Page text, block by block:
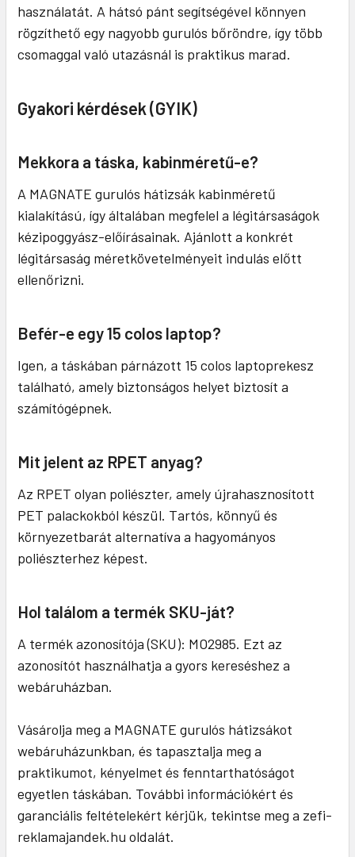
használatát. A hátsó pánt segítségével könnyen
rögzíthető egy nagyobb gurulós bőröndre, így több
csomaggal való utazásnál is praktikus marad.
Gyakori kérdések (GYIK)
Mekkora a táska, kabinméretű-e?
A MAGNATE gurulós hátizsák kabinméretű
kialakítású, így általában megfelel a légitársaságok
kézipoggyász-előírásainak. Ajánlott a konkrét
légitársaság méretkövetelményeit indulás előtt
ellenőrizni.
Befér-e egy 15 colos laptop?
Igen, a táskában párnázott 15 colos laptoprekesz
található, amely biztonságos helyet biztosít a
számítógépnek.
Mit jelent az RPET anyag?
Az RPET olyan poliészter, amely újrahasznosított
PET palackokból készül. Tartós, könnyű és
környezetbarát alternatíva a hagyományos
poliészterhez képest.
Hol találom a termék SKU-ját?
A termék azonosítója (SKU): MO2985. Ezt az
azonosítót használhatja a gyors kereséshez a
webáruházban.
Vásárolja meg a MAGNATE gurulós hátizsákot
webáruházunkban, és tapasztalja meg a
praktikumot, kényelmet és fenntarthatóságot
egyetlen táskában. További információkért és
garanciális feltételekért kérjük, tekintse meg a zefi-
reklamajandek.hu oldalát.